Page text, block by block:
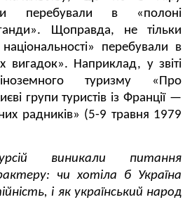
перебували в «полоні
Щоправда, не тільки
перебували в
вигадок». Наприклад, у звіті
туризму «Про
групи туристів із Франції —
радників» (5-9 травня 1979
виникали питання
чи хотіла б Україна
і як український народ